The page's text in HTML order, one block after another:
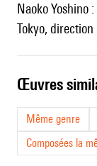
Naoko Yoshino : harpe et l’orchestre symphonique de
Tokyo, direction
œuvres
Même genre
Composées la